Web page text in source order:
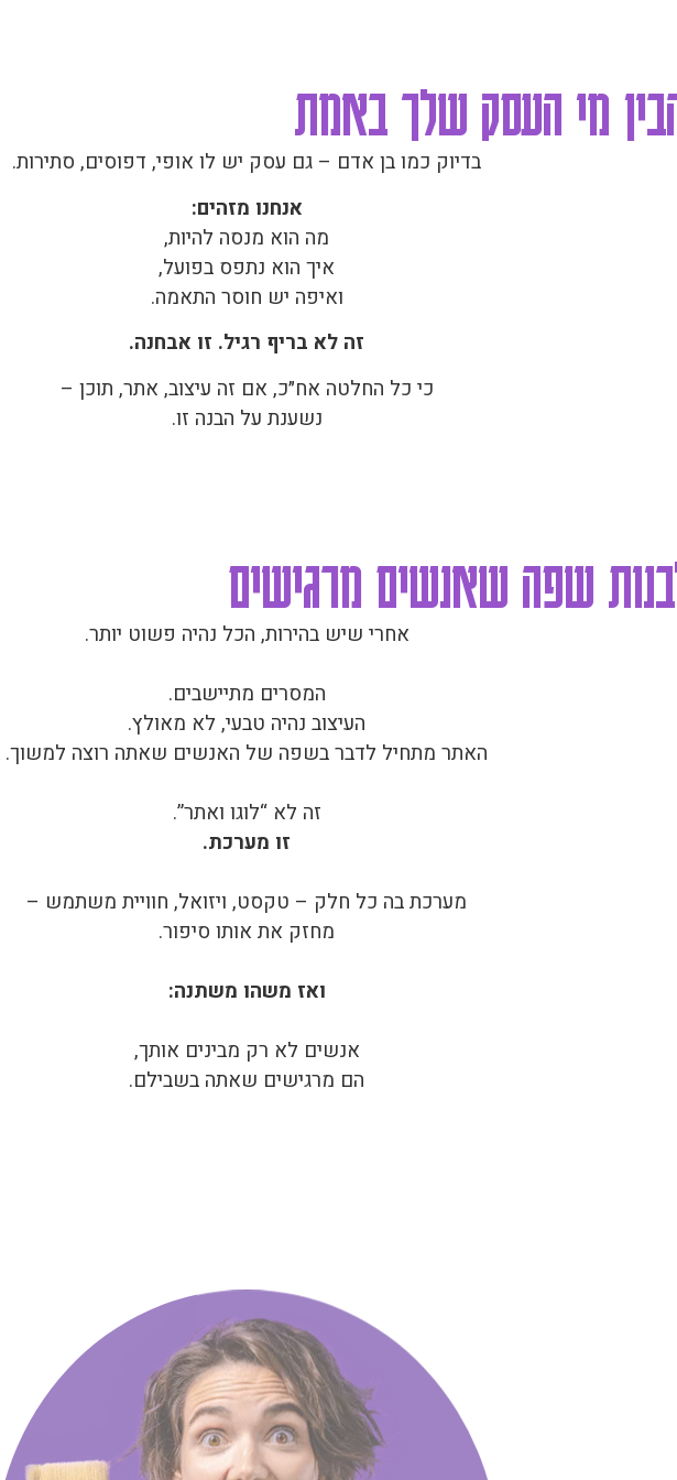
מי העסק שלך באמת
בדיוק כמו בן אדם – גם עסק יש לו אופי, דפוסים, סתירות.
אנחנו מזהים:
מה הוא מנסה להיות,
איך הוא נתפס בפועל,
ואיפה יש חוסר התאמה.
זה לא בריף רגיל. זו אבחנה.
כי כל החלטה אח״כ, אם זה עיצוב, אתר, תוכן –
נשענת על הבנה זו.
שפה שאנשים מרגישים
אחרי שיש בהירות, הכל נהיה פשוט יותר.
המסרים מתיישבים.
העיצוב נהיה טבעי, לא מאולץ.
האתר מתחיל לדבר בשפה של האנשים שאתה רוצה למשוך.
זה לא “לוגו ואתר”.
זו מערכת.
מערכת בה כל חלק – טקסט, ויזואל, חוויית משתמש –
מחזק את אותו סיפור.
ואז משהו משתנה:
אנשים לא רק מבינים אותך,
הם מרגישים שאתה בשבילם.